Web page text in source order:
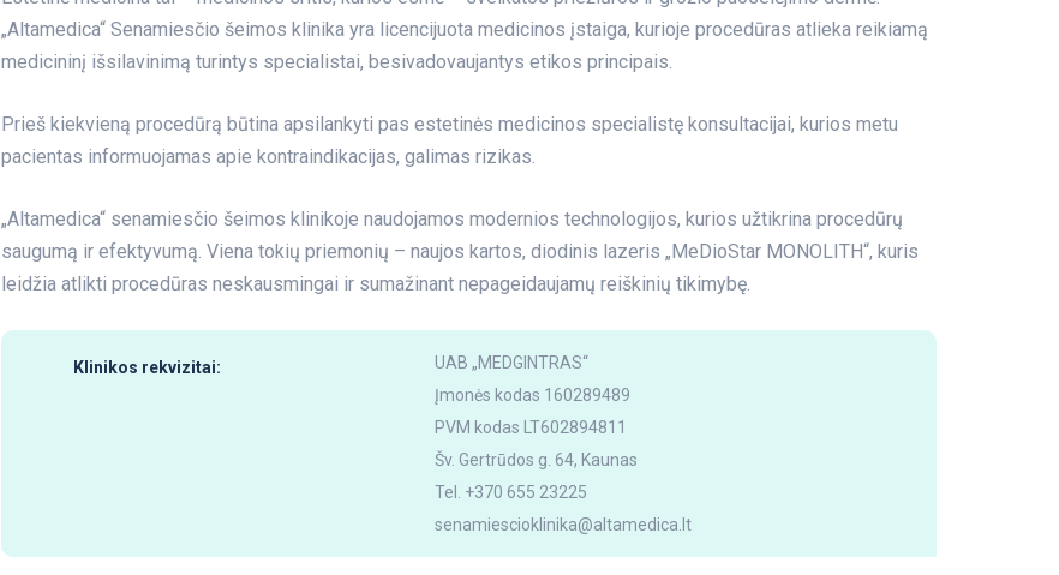
„Altamedica“ Senamiesčio šeimos klinika yra licencijuota medicinos įstaiga, kurioje procedūras atlieka reikiamą
medicininį išsilavinimą turintys specialistai, besivadovaujantys etikos principais.
Prieš kiekvieną procedūrą būtina apsilankyti pas estetinės medicinos specialistę konsultacijai, kurios metu
pacientas informuojamas apie kontraindikacijas, galimas rizikas.
„Altamedica“ senamiesčio šeimos klinikoje naudojamos modernios technologijos, kurios užtikrina procedūrų
saugumą ir efektyvumą. Viena tokių priemonių – naujos kartos, diodinis lazeris „MeDioStar MONOLITH“, kuris
leidžia atlikti procedūras neskausmingai ir sumažinant nepageidaujamų reiškinių tikimybę.
Klinikos rekvizitai:
UAB „MEDGINTRAS“
Įmonės kodas 160289489
PVM kodas LT602894811
Šv. Gertrūdos g. 64, Kaunas
Tel. +370 655 23225
senamiescioklinika@altamedica.lt